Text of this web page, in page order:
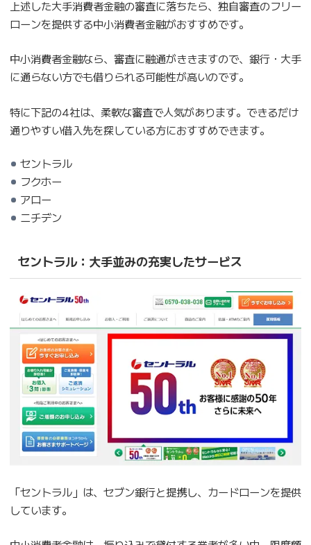
上述した大手消費者金融の審査に落ちたら、独自審査のフリー
ローンを提供する中小消費者金融がおすすめです。
中小消費者金融なら、審査に融通がききますので、銀行・大手
に通らない方でも借りられる可能性が高いのです。
特に下記の4社は、柔軟な審査で人気があります。できるだけ
通りやすい借入先を探している方におすすめできます。
セントラル
フクホー
アロー
ニチデン
セントラル：大手並みの充実したサービス
「セントラル」は、セブン銀行と提携し、カードローンを提供
しています。